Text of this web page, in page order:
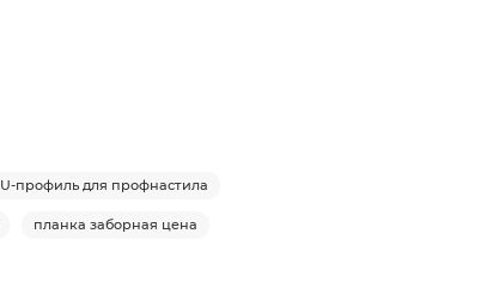
U-профиль для профнастила
планка заборная цена